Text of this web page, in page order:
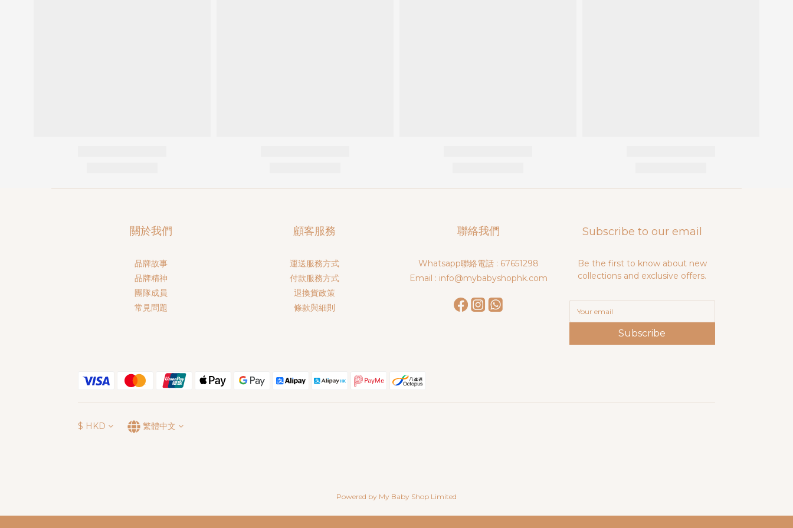
關於我們
品牌故事
品牌精神
團隊成員
常見問題
顧客服務
運送服務方式
付款服務方式
退換貨政策
條款與細則
聯絡我們
Whatsapp聯絡電話 : 67651298
Email : info@mybabyshophk.com
Subscribe to our email
Be the first to know about new
collections and exclusive offers.
Subscribe
$ HKD 繁體中文
Powered by My Baby Shop Limited